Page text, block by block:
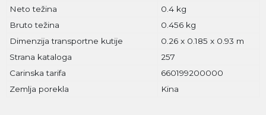
Neto težina
0.4 kg
Bruto težina
0.456 kg
Dimenzija transportne kutije
0.26 x 0.185 x 0.93 m
Strana kataloga
257
Carinska tarifa
660199200000
Zemlja porekla
Kina